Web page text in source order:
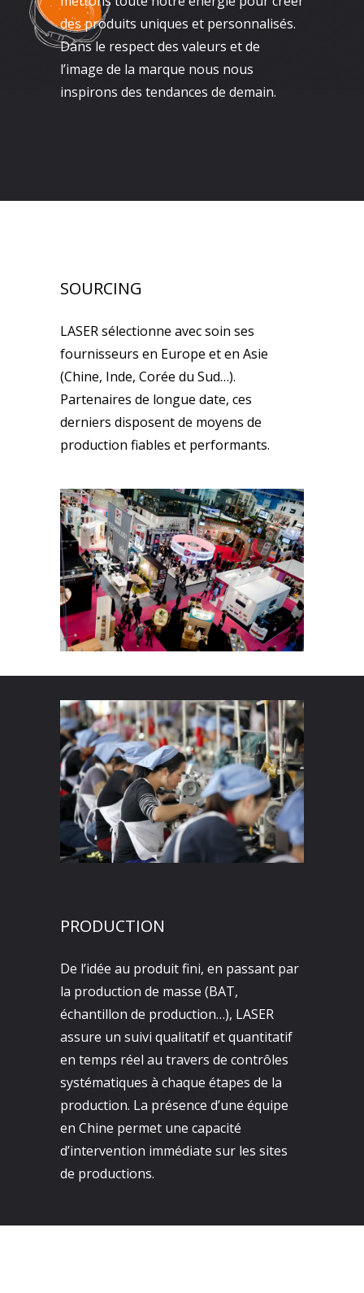
des produits uniques et personnalisés.
Dans le respect des valeurs et de
l’image de la marque nous nous
inspirons des tendances de demain.
SOURCING
LASER sélectionne avec soin ses
fournisseurs en Europe et en Asie
(Chine, Inde, Corée du Sud…).
Partenaires de longue date, ces
derniers disposent de moyens de
production fiables et performants.
PRODUCTION
De l’idée au produit fini, en passant par
la production de masse (BAT,
échantillon de production…), LASER
assure un suivi qualitatif et quantitatif
en temps réel au travers de contrôles
systématiques à chaque étapes de la
production. La présence d’une équipe
en Chine permet une capacité
d’intervention immédiate sur les sites
de productions.